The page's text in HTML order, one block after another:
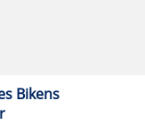
Bikens